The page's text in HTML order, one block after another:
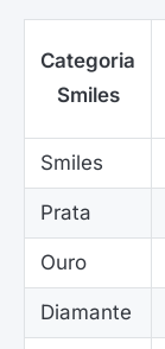
Categoria
Smiles
Smiles
Prata
Ouro
Diamante